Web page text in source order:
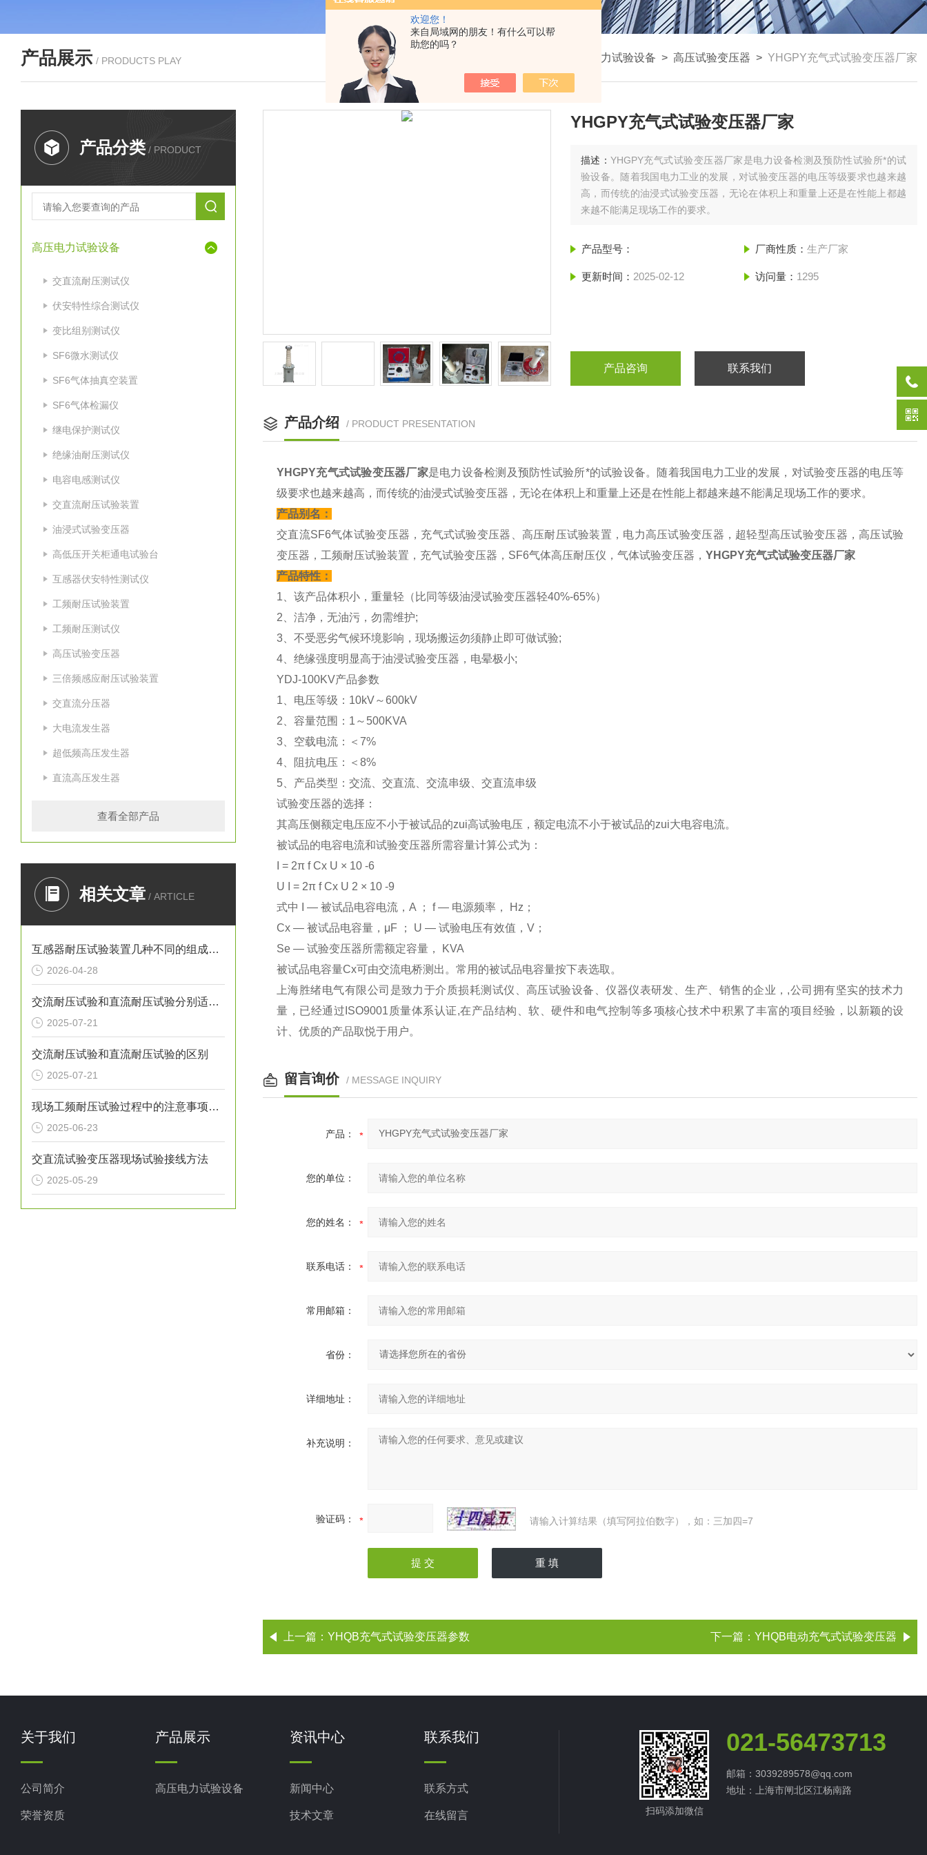
欢迎您！
来自局域网的朋友！有什么可以帮
助您的吗？
产品展示 / PRODUCTS PLAY 高压电力试验设备 > 高压试验变压器 > YHGPY充气式试验变压器厂家
产品分类 / PRODUCT
高压电力试验设备
交直流耐压测试仪
伏安特性综合测试仪
变比组别测试仪
SF6微水测试仪
SF6气体抽真空装置
SF6气体检漏仪
继电保护测试仪
绝缘油耐压测试仪
电容电感测试仪
交直流耐压试验装置
油浸式试验变压器
高低压开关柜通电试验台
互感器伏安特性测试仪
工频耐压试验装置
工频耐压测试仪
高压试验变压器
三倍频感应耐压试验装置
交直流分压器
大电流发生器
超低频高压发生器
直流高压发生器
查看全部产品
相关文章 / ARTICLE
互感器耐压试验装置几种不同的组成结构
2026-04-28
交流耐压试验和直流耐压试验分别适用于哪些设备
2025-07-21
交流耐压试验和直流耐压试验的区别
2025-07-21
现场工频耐压试验过程中的注意事项有哪些
2025-06-23
交直流试验变压器现场试验接线方法
2025-05-29
YHGPY充气式试验变压器厂家
描述：YHGPY充气式试验变压器厂家是电力设备检测及预防性试验所*的试
验设备。随着我国电力工业的发展，对试验变压器的电压等级要求也越来越
高，而传统的油浸式试验变压器，无论在体积上和重量上还是在性能上都越
来越不能满足现场工作的要求。
产品型号： 厂商性质： 生产厂家
更新时间： 2025-02-12 访问量： 1295
产品咨询 联系我们
产品介绍 / PRODUCT PRESENTATION
YHGPY充气式试验变压器厂家是电力设备检测及预防性试验所*的试验设备。随着我国电力工业的发展，对试验变压器的电压等
级要求也越来越高，而传统的油浸式试验变压器，无论在体积上和重量上还是在性能上都越来越不能满足现场工作的要求。
产品别名：
交直流SF6气体试验变压器，充气式试验变压器、高压耐压试验装置，电力高压试验变压器，超轻型高压试验变压器，高压试验
变压器，工频耐压试验装置，充气试验变压器，SF6气体高压耐压仪，气体试验变压器， YHGPY充气式试验变压器厂家
产品特性：
1、该产品体积小，重量轻（比同等级油浸试验变压器轻40%-65%）
2、洁净，无油污，勿需维护;
3、不受恶劣气候环境影响，现场搬运勿须静止即可做试验;
4、绝缘强度明显高于油浸试验变压器，电晕极小;
YDJ-100KV产品参数
1、电压等级：10kV～600kV
2、容量范围：1～500KVA
3、空载电流：＜7%
4、阻抗电压：＜8%
5、产品类型：交流、交直流、交流串级、交直流串级
试验变压器的选择：
其高压侧额定电压应不小于被试品的zui高试验电压，额定电流不小于被试品的zui大电容电流。
被试品的电容电流和试验变压器所需容量计算公式为：
I = 2π f Cx U × 10 -6
U I = 2π f Cx U 2 × 10 -9
式中 I — 被试品电容电流，A ； f — 电源频率， Hz；
Cx — 被试品电容量，μF ； U — 试验电压有效值，V；
Se — 试验变压器所需额定容量， KVA
被试品电容量Cx可由交流电桥测出。常用的被试品电容量按下表选取。
上海胜绪电气有限公司是致力于介质损耗测试仪、高压试验设备、仪器仪表研发、生产、销售的企业，,公司拥有坚实的技术力
量，已经通过ISO9001质量体系认证,在产品结构、软、硬件和电气控制等多项核心技术中积累了丰富的项目经验，以新颖的设
计、优质的产品取悦于用户。
留言询价 / MESSAGE INQUIRY
产品：
您的单位：
您的姓名：
联系电话：
常用邮箱：
省份：
详细地址：
补充说明：
验证码： 请输入计算结果（填写阿拉伯数字），如：三加四=7
上一篇： YHQB充气式试验变压器参数 下一篇： YHQB电动充气式试验变压器
关于我们
公司简介
荣誉资质
产品展示
高压电力试验设备
资讯中心
新闻中心
技术文章
联系我们
联系方式
在线留言 扫码添加微信
021-56473713
邮箱：3039289578@qq.com
地址：上海市闸北区江杨南路